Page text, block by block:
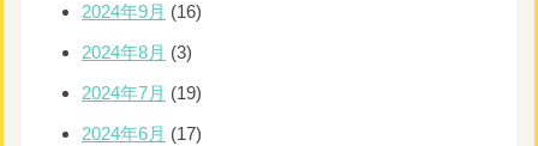
2024年9月 (16)
2024年8月 (3)
2024年7月 (19)
2024年6月 (17)